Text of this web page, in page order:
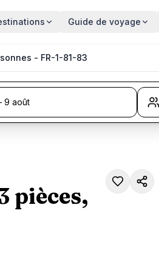
Guide de voyage
- FR-1-81-83
9 août
pièces,